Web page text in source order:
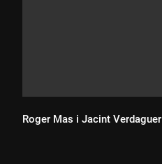
Roger Mas i Jacint Verdaguer